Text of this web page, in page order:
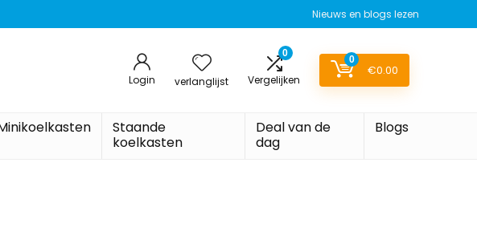
Nieuws en blogs lezen
Login verlanglijst
0
Vergelijken
0
€0.00
Staande
koelkasten
Deal van de
dag
Blogs